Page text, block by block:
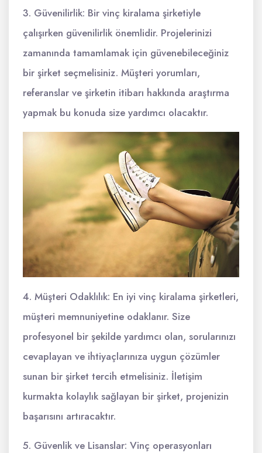
3. Güvenilirlik: Bir vinç kiralama şirketiyle
çalışırken güvenilirlik önemlidir. Projelerinizi
zamanında tamamlamak için güvenebileceğiniz
bir şirket seçmelisiniz. Müşteri yorumları,
referanslar ve şirketin itibarı hakkında araştırma
yapmak bu konuda size yardımcı olacaktır.
4. Müşteri Odaklılık: En iyi vinç kiralama şirketleri,
müşteri memnuniyetine odaklanır. Size
profesyonel bir şekilde yardımcı olan, sorularınızı
cevaplayan ve ihtiyaçlarınıza uygun çözümler
sunan bir şirket tercih etmelisiniz. İletişim
kurmakta kolaylık sağlayan bir şirket, projenizin
başarısını artıracaktır.
5. Güvenlik ve Lisanslar: Vinç operasyonları